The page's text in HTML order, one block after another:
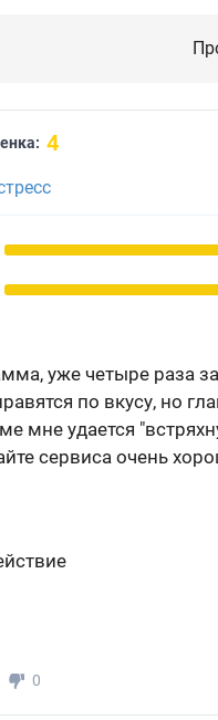
4
уже четыре раза
по вкусу, но
мне удается
сервиса очень
0